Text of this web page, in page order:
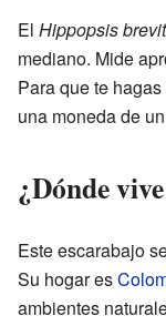
El Hippopsis
mediano. Mide
Para que te
una moneda de
¿Dónde
Este escarabajo
Su hogar es
ambientes